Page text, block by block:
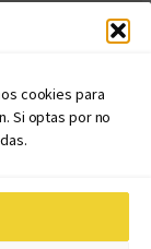
cookies para
Si optas por no